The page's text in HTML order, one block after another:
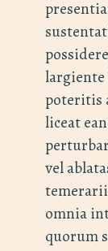
largiente
poteritis
liceat
vel
omnia
quorum